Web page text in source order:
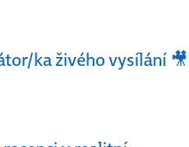
ka živého vysílání 🎥